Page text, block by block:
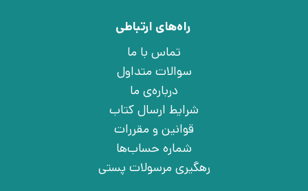
راه‌های ارتباطی
تماس با ما
سوالات متداول
درباره‌ی ما
شرایط ارسال کتاب
قوانین و مقررات
شماره حساب‌ها
رهگیری مرسولات پستی